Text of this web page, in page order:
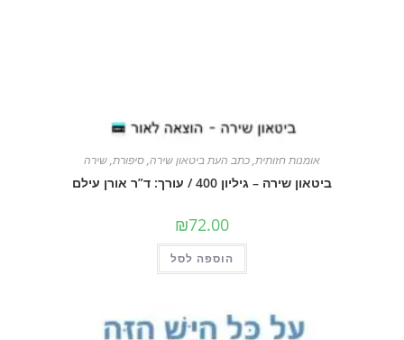
אומנות חזותית,כתב העת ביטאון שירה,סיפורת,שירה
ביטאון שירה – גיליון 400 / עורך: ד”ר אורן עילם
₪72.00
הוספה לסל